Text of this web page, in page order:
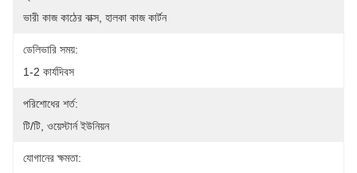
ভারী কাজ কাঠের বাক্স, হালকা কাজ কার্টন
ডেলিভারি সময়:
1-2 কার্যদিবস
পরিশোধের শর্ত:
টি/টি, ওয়েস্টার্ন ইউনিয়ন
যোগানের ক্ষমতা: